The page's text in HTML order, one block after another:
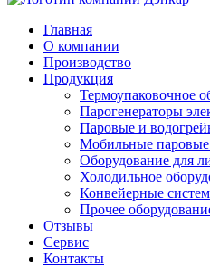
Главная
О компании
Производство
Продукция
Термоупаковочное
Парогенераторы
Паровые и
Мобильные паровые
Оборудование для
Холодильное
Конвейерные
Прочее
Отзывы
Сервис
Контакты